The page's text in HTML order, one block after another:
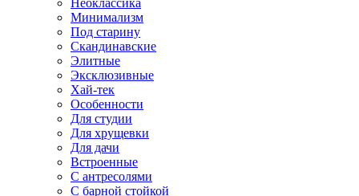
Неоклассика
Минимализм
Под старину
Скандинавские
Элитные
Эксклюзивные
Хай-тек
Особенности
Для студии
Для хрущевки
Для дачи
Встроенные
С антресолями
С барной стойкой